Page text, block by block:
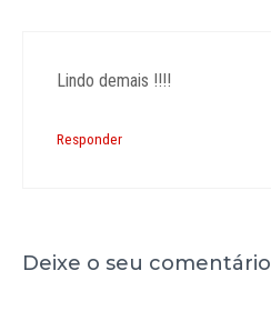
Lindo demais !!!!
Responder
Deixe o seu comentário